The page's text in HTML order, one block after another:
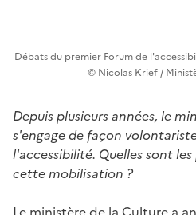
Débats du premier Forum de
© Nicolas Krief /
Depuis plusieurs années, le
s'engage de façon
l'accessibilité. Quelles sont
cette mobilisation ?